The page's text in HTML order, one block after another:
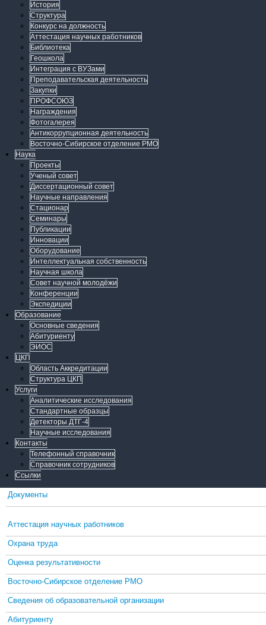
История
Структура
Конкурс на должность
Аттестация научных работников
Библиотека
Геошкола
Интеграция с ВУЗами
Преподавательская деятельность
Закупки
ПРОФСОЮЗ
Награждения
Фотогалерея
Антикоррупционная деятельность
Восточно-Сибирское отделение РМО
Наука
Проекты
Ученый совет
Диссертационный совет
Научные направления
Стационар
Семинары
Публикации
Инновации
Оборудование
Интеллектуальная собственность
Научная школа
Совет научной молодёжи
Конференции
Экспедиции
Образование
Основные сведения
Абитуриенту
ЭИОС
ЦКП
Область Аккредитации
Структура ЦКП
Услуги
Аналитические исследования
Стандартные образцы
Детекторы ДТГ-4
Научные исследования
Контакты
Телефонный справочник
Справочник сотрудников
Ссылки
Документы
Аттестация научных работников
Охрана труда
Оценка результативности
Восточно-Сибирское отделение РМО
Сведения об образовательной организации
Абитуриенту